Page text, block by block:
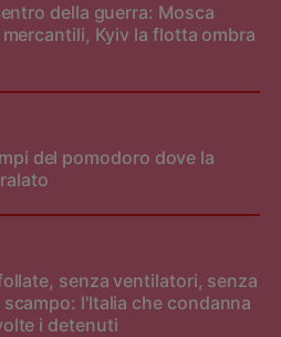
della guerra: Mosca
Kyiv la flotta ombra
del pomodoro dove la
senza ventilatori, senza
l'Italia che condanna
i detenuti